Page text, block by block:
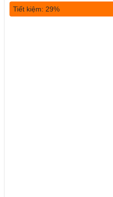
Tiết kiệm: 29%